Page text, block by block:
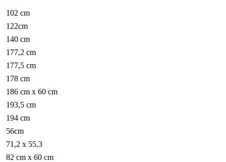
102 cm
122cm
140 cm
177,2 cm
177,5 cm
178 cm
186 cm x 60 cm
193,5 cm
194 cm
56cm
71,2 x 55,3
82 cm x 60 cm